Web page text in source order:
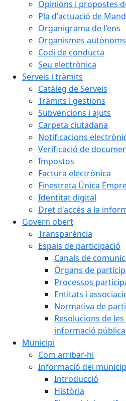
Opinions i propostes
Pla d'actuació de
Organigrama de l'ens
Organismes autònoms
Codi de conducta
Seu electrònica
Serveis i tràmits
Catàleg de Serveis
Tràmits i gestions
Subvencions i ajuts
Carpeta ciutadana
Notificacions
Verificació de
Impostos
Factura electrònica
Finestreta Única
Identitat digital
Dret d'accés a la
Govern obert
Transparència
Espais de participació
Canals de
Òrgans de
Processos
Entitats i
Normativa de
Resolucions de les
informació pública
Municipi
Com arribar-hi
Informació del
Introducció
Història